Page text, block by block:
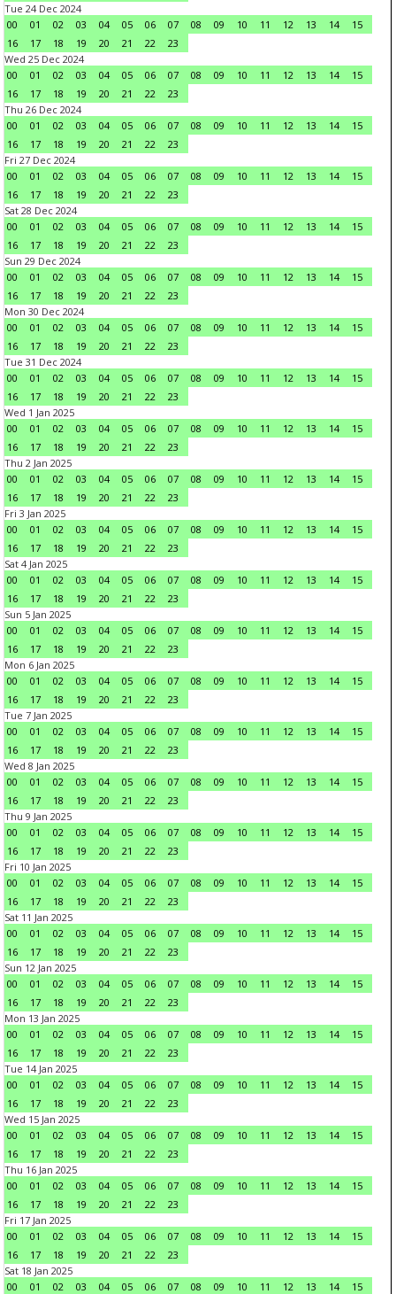
Tue 24 Dec 2024
00
01 02 03 04 05 06 07 08 09 10 11 12 13 14
15
16
17 18 19 20 21 22
23
Wed 25 Dec 2024
00
01 02 03 04 05 06 07 08 09 10 11 12 13 14
15
16
17 18 19 20 21 22
23
Thu 26 Dec 2024
00
01 02 03 04 05 06 07 08 09 10 11 12 13 14
15
16
17 18 19 20 21 22
23
Fri 27 Dec 2024
00
01 02 03 04 05 06 07 08 09 10 11 12 13 14
15
16
17 18 19 20 21 22
23
Sat 28 Dec 2024
00
01 02 03 04 05 06 07 08 09 10 11 12 13 14
15
16
17 18 19 20 21 22
23
Sun 29 Dec 2024
00
01 02 03 04 05 06 07 08 09 10 11 12 13 14
15
16
17 18 19 20 21 22
23
Mon 30 Dec 2024
00
01 02 03 04 05 06 07 08 09 10 11 12 13 14
15
16
17 18 19 20 21 22
23
Tue 31 Dec 2024
00
01 02 03 04 05 06 07 08 09 10 11 12 13 14
15
16
17 18 19 20 21 22
23
Wed 1 Jan 2025
00
01 02 03 04 05 06 07 08 09 10 11 12 13 14
15
16
17 18 19 20 21 22
23
Thu 2 Jan 2025
00
01 02 03 04 05 06 07 08 09 10 11 12 13 14
15
16
17 18 19 20 21 22
23
Fri 3 Jan 2025
00
01 02 03 04 05 06 07 08 09 10 11 12 13 14
15
16
17 18 19 20 21 22
23
Sat 4 Jan 2025
00
01 02 03 04 05 06 07 08 09 10 11 12 13 14
15
16
17 18 19 20 21 22
23
Sun 5 Jan 2025
00
01 02 03 04 05 06 07 08 09 10 11 12 13 14
15
16
17 18 19 20 21 22
23
Mon 6 Jan 2025
00
01 02 03 04 05 06 07 08 09 10 11 12 13 14
15
16
17 18 19 20 21 22
23
Tue 7 Jan 2025
00
01 02 03 04 05 06 07 08 09 10 11 12 13 14
15
16
17 18 19 20 21 22
23
Wed 8 Jan 2025
00
01 02 03 04 05 06 07 08 09 10 11 12 13 14
15
16
17 18 19 20 21 22
23
Thu 9 Jan 2025
00
01 02 03 04 05 06 07 08 09 10 11 12 13 14
15
16
17 18 19 20 21 22
23
Fri 10 Jan 2025
00
01 02 03 04 05 06 07 08 09 10 11 12 13 14
15
16
17 18 19 20 21 22
23
Sat 11 Jan 2025
00
01 02 03 04 05 06 07 08 09 10 11 12 13 14
15
16
17 18 19 20 21 22
23
Sun 12 Jan 2025
00
01 02 03 04 05 06 07 08 09 10 11 12 13 14
15
16
17 18 19 20 21 22
23
Mon 13 Jan 2025
00
01 02 03 04 05 06 07 08 09 10 11 12 13 14
15
16
17 18 19 20 21 22
23
Tue 14 Jan 2025
00
01 02 03 04 05 06 07 08 09 10 11 12 13 14
15
16
17 18 19 20 21 22
23
Wed 15 Jan 2025
00
01 02 03 04 05 06 07 08 09 10 11 12 13 14
15
16
17 18 19 20 21 22
23
Thu 16 Jan 2025
00
01 02 03 04 05 06 07 08 09 10 11 12 13 14
15
16
17 18 19 20 21 22
23
Fri 17 Jan 2025
00
01 02 03 04 05 06 07 08 09 10 11 12 13 14
15
16
17 18 19 20 21 22
23
Sat 18 Jan 2025
00
01 02 03 04 05 06 07 08 09 10 11 12 13 14
15